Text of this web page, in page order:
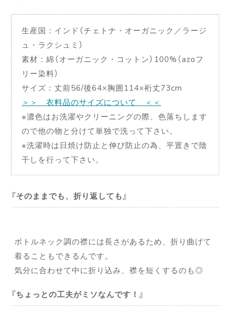
生産国：インド（チェトナ・オーガニック／ラージ
ュ・ラクシュミ）
素材：綿（オーガニック・コットン）100%（azoフ
リー染料）
サイズ：丈前56/後64×胸囲114×裄丈73cm
＞＞ 衣料品のサイズについて ＜＜
※濃色はお洗濯やクリーニングの際、色落ちします
ので他の物と分けて単独で洗って下さい。
※洗濯時は日焼け防止と伸び防止の為、平置きで陰
干しを行って下さい。
そのままでも、折り返しても
ボトルネック調の襟には長さがあるため、折り曲げて
着ることもできるんです。
気分に合わせて中に折り込み、襟を短くするのも◎
ちょっとの工夫がミソなんです！